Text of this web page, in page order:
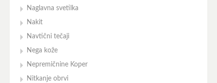
Naglavna svetilka
Nakit
Navtični tečaji
Nega kože
Nepremičnine Koper
Nitkanje obrvi